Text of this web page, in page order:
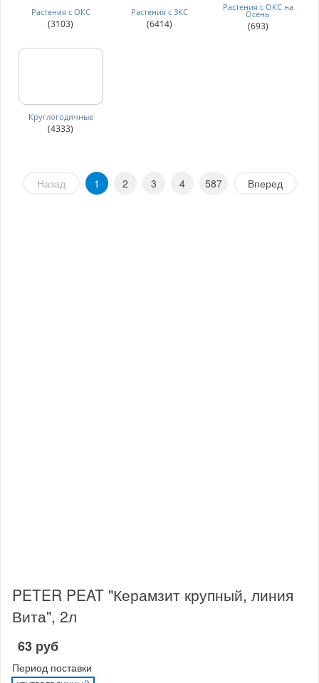
Растения с ОКС
(3103)
Растения с ЗКС
(6414)
Растения с ОКС на
Осень
(693)
Круглогодичные
(4333)
Назад 1 2 3 4 587 Вперед
PETER PEAT "Керамзит крупный, линия
Вита", 2л
63 руб
Период поставки